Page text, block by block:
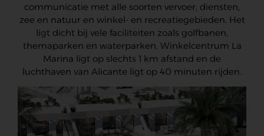
communicatie met alle soorten vervoer, diensten,
zee en natuur en winkel- en recreatiegebieden. Het
ligt dicht bij vele faciliteiten zoals golfbanen,
themaparken en waterparken. Winkelcentrum La
Marina ligt op slechts 1 km afstand en de
luchthaven van Alicante ligt op 40 minuten rijden.